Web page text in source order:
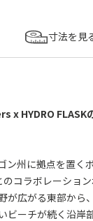
寸法を見
x HYDRO FLASK
ン州に拠点を置く
のコラボレーショ
が広がる東部から
ビーチが続く沿岸